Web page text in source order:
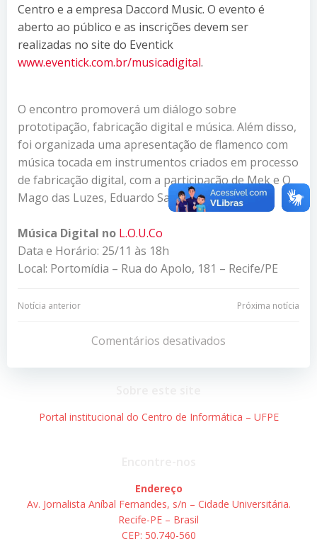
Centro e a empresa Daccord Music. O evento é
aberto ao público e as inscrições devem ser
realizadas no site do Eventick
www.eventick.com.br/musicadigital.
O encontro promoverá um diálogo sobre
prototipação, fabricação digital e música. Além disso,
foi organizada uma apresentação de flamenco com
música tocada em instrumentos criados em processo
de fabricação digital, com a participação de Mek e O
Mago das Luzes, Eduardo Santos.
Música Digital no L.O.U.Co
Data e Horário: 25/11 às 18h
Local: Portomídia – Rua do Apolo, 181 – Recife/PE
Navegação
Post
Notícia anterior
Navegação
de
Post
Próxima notícia
Comentários desativados
Portal institucional do Centro de Informática – UFPE
Endereço
Av. Jornalista Aníbal Fernandes, s/n – Cidade Universitária.
Recife-PE – Brasil
CEP: 50.740-560